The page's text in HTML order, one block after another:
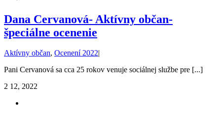
Dana Cervanová- Aktívny občan-
špeciálne ocenenie
Aktívny občan, Ocenení 2022|
Pani Cervanová sa cca 25 rokov venuje sociálnej službe pre [...]
2 12, 2022